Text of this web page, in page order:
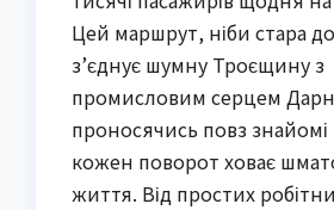
Цей маршрут, ніби стара
з’єднує шумну Троєщину з
промисловим серцем
проносячись повз
кожен поворот ховає
життя. Від простих